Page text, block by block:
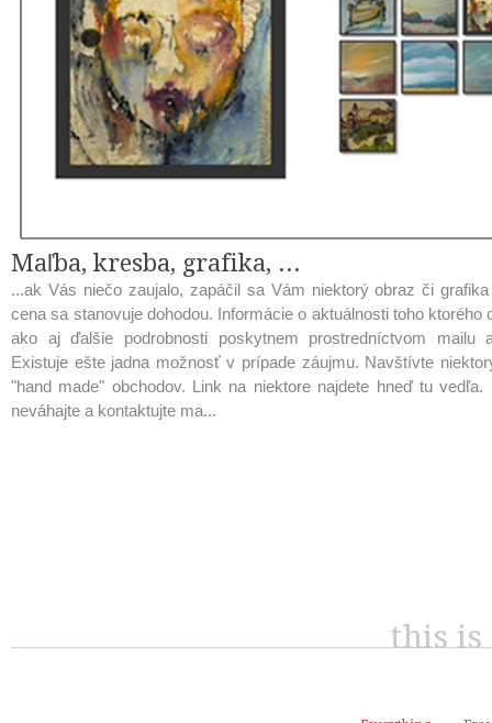
Maľba, kresba, grafika, ...
...ak Vás niečo zaujalo, zapáčil sa Vám niektorý obraz či
cena sa stanovuje dohodou. Informácie o aktuálnosti toho ktorého
ako aj ďalšie podrobnosti poskytnem prostredníctvom mailu
Existuje ešte jadna možnosť v prípade záujmu. Navštívte
"hand made" obchodov. Link na niektore najdete hneď tu vedľa.
neváhajte a kontaktujte ma...
this